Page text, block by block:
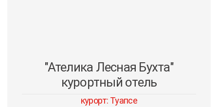
"Ателика Лесная Бухта"
курортный отель
курорт: Туапсе